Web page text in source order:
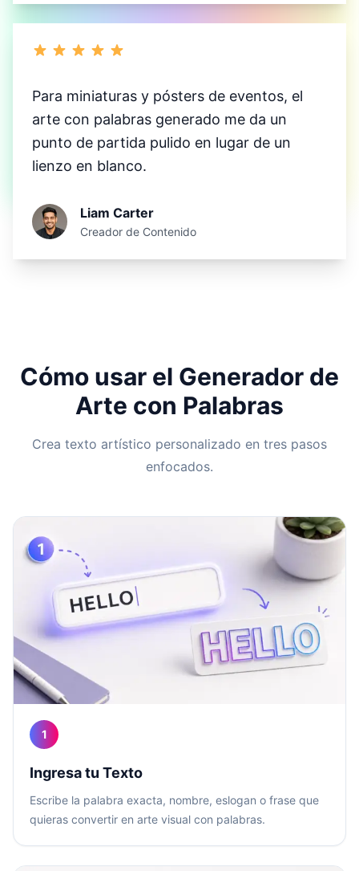
Para miniaturas y pósters de eventos, el
arte con palabras generado me da un
punto de partida pulido en lugar de un
lienzo en blanco.
Liam Carter
Creador de Contenido
Cómo usar el Generador de
Arte con Palabras
Crea texto artístico personalizado en tres pasos
enfocados.
1
Ingresa tu Texto
Escribe la palabra exacta, nombre, eslogan o frase que
quieras convertir en arte visual con palabras.